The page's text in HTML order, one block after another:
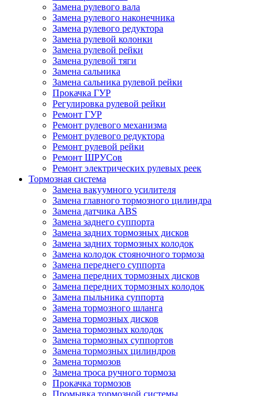
Замена рулевого вала
Замена рулевого наконечника
Замена рулевого редуктора
Замена рулевой колонки
Замена рулевой рейки
Замена рулевой тяги
Замена сальника
Замена сальника рулевой рейки
Прокачка ГУР
Регулировка рулевой рейки
Ремонт ГУР
Ремонт рулевого механизма
Ремонт рулевого редуктора
Ремонт рулевой рейки
Ремонт ШРУСов
Ремонт электрических рулевых реек
Тормозная система
Замена вакуумного усилителя
Замена главного тормозного цилиндра
Замена датчика ABS
Замена заднего суппорта
Замена задних тормозных дисков
Замена задних тормозных колодок
Замена колодок стояночного тормоза
Замена переднего суппорта
Замена передних тормозных дисков
Замена передних тормозных колодок
Замена пыльника суппорта
Замена тормозного шланга
Замена тормозных дисков
Замена тормозных колодок
Замена тормозных суппортов
Замена тормозных цилиндров
Замена тормозов
Замена троса ручного тормоза
Прокачка тормозов
Промывка тормозной системы